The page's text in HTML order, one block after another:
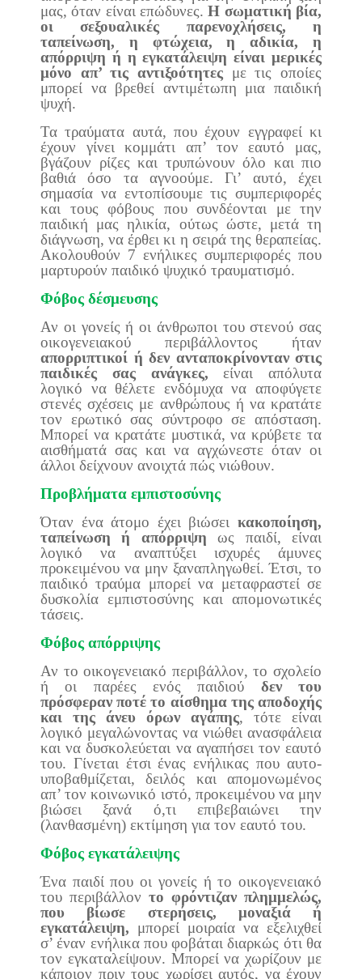
μας, όταν είναι επώδυνες.Η σωματική βία,
οι σεξουαλικές παρενοχλήσεις, η
ταπείνωση, η φτώχεια, η αδικία, η
απόρριψη ή η εγκατάλειψη είναι μερικές
μόνο απ’ τις αντιξοότητες με τις οποίες
μπορεί να βρεθεί αντιμέτωπη μια παιδική
ψυχή.
Τα τραύματα αυτά, που έχουν εγγραφεί κι
έχουν γίνει κομμάτι απ’ τον εαυτό μας,
βγάζουν ρίζες και τρυπώνουν όλο και πιο
βαθιά όσο τα αγνοούμε. Γι’ αυτό, έχει
σημασία να εντοπίσουμε τις συμπεριφορές
και τους φόβους που συνδέονται με την
παιδική μας ηλικία, ούτως ώστε, μετά τη
διάγνωση, να έρθει κι η σειρά της θεραπείας.
Ακολουθούν 7 ενήλικες συμπεριφορές που
μαρτυρούν παιδικό ψυχικό τραυματισμό.
Φόβος δέσμευσης
Αν οι γονείς ή οι άνθρωποι του στενού σας
οικογενειακού περιβάλλοντος ήταν
απορριπτικοί ή δεν ανταποκρίνονταν στις
παιδικές σας ανάγκες,είναι απόλυτα
λογικό να θέλετε ενδόμυχα να αποφύγετε
στενές σχέσεις με ανθρώπους ή να κρατάτε
τον ερωτικό σας σύντροφο σε απόσταση.
Μπορεί να κρατάτε μυστικά, να κρύβετε τα
αισθήματά σας και να αγχώνεστε όταν οι
άλλοι δείχνουν ανοιχτά πώς νιώθουν.
Προβλήματα εμπιστοσύνης
Όταν ένα άτομο έχει βιώσει κακοποίηση,
ταπείνωση ή απόρριψη ως παιδί, είναι
λογικό να αναπτύξει ισχυρές άμυνες
προκειμένου να μην ξαναπληγωθεί. Έτσι, το
παιδικό τραύμα μπορεί να μεταφραστεί σε
δυσκολία εμπιστοσύνης και απομονωτικές
τάσεις.
Φόβος απόρριψης
Αν το οικογενειακό περιβάλλον, το σχολείο
ή οι παρέες ενός παιδιού δεν του
πρόσφεραν ποτέ το αίσθημα της αποδοχής
και της άνευ όρων αγάπης, τότε είναι
λογικό μεγαλώνοντας να νιώθει ανασφάλεια
και να δυσκολεύεται να αγαπήσει τον εαυτό
του. Γίνεται έτσι ένας ενήλικας που αυτο-
υποβαθμίζεται, δειλός και απομονωμένος
απ’ τον κοινωνικό ιστό, προκειμένου να μην
βιώσει ξανά ό,τι επιβεβαιώνει την
(λανθασμένη) εκτίμηση για τον εαυτό του.
Φόβος εγκατάλειψης
Ένα παιδί που οι γονείς ή το οικογενειακό
του περιβάλλον το φρόντιζαν πλημμελώς,
που βίωσε στερήσεις, μοναξιά ή
εγκατάλειψη, μπορεί μοιραία να εξελιχθεί
σ’ έναν ενήλικα που φοβάται διαρκώς ότι θα
τον εγκαταλείψουν. Μπορεί να χωρίζουν με
κάποιον πριν τους χωρίσει αυτός, να έχουν